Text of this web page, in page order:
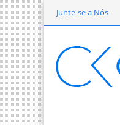
Junte-se a Nós